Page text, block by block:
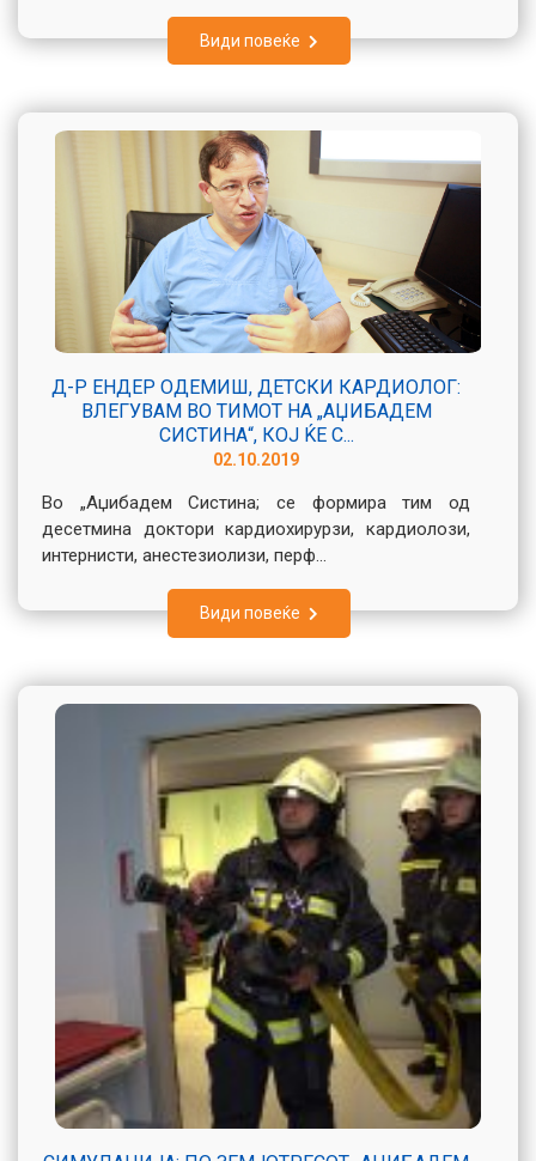
Види повеќе
Д-Р ЕНДЕР ОДЕМИШ, ДЕТСКИ КАРДИОЛОГ:
ВЛЕГУВАМ ВО ТИМОТ НА „АЏИБАДЕМ
СИСТИНА“, КОЈ ЌЕ С...
02.10.2019
Во „Аџибадем Систина; се формира тим од
десетмина доктори кардиохирурзи, кардиолози,
интернисти, анестезиолизи, перф...
Види повеќе